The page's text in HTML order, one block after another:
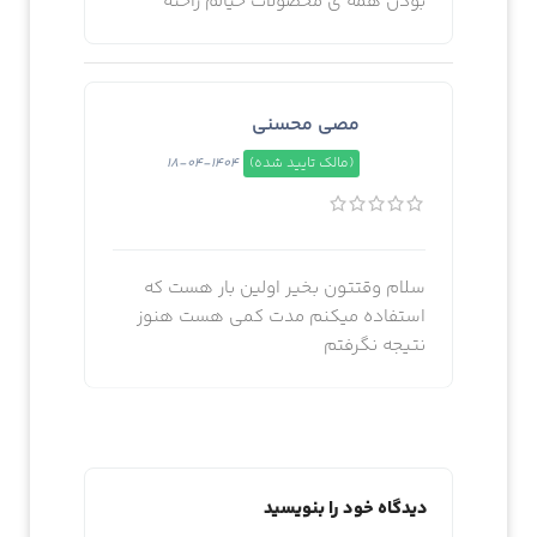
مصی محسنی
(مالک تایید شده) 1404-04-18
سلام وقتتون بخیر اولین بار هست که
استفاده میکنم مدت کمی هست هنوز
نتیجه نگرفتم
دیدگاه خود را بنویسید